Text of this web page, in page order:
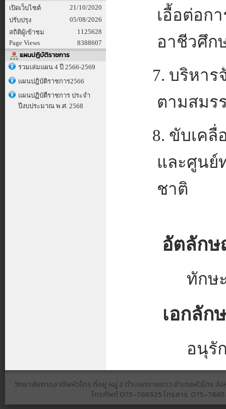
เปิดเว็บไซต์
21/10/2020
ปรับปรุง
05/08/2026
สถิติผู้เข้าชม
1125628
Page Views
8388607
แผนปฎิบัติราชการ
รวมเล่มแผน 4 ปี 2566-2569
แผนปฎิบัติราชการ2566
แผนปฏิบัตืราชการ ประจำ
ปีงบประมาณ พ.ศ. 2568
เอื้อต่อก
อาชีวศึก
7. บริหา
ตามสมร
8. ขับเค
และศูนย์
ชาติ
อัตลัก
ทักษ
เอกลัก
อนุรั
วิทยาลัยการอาชีพหัวไทร ที่อยู่ หมู่ 2 ตำบลทรายขาว อำเภอหัวไทร จั
โทรศัพท์075-766525​ โทรสาร​ 075-